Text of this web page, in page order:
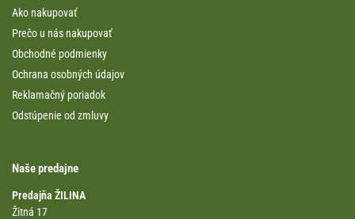
Ako nakupovať
Prečo u nás nakupovať
Obchodné podmienky
Ochrana osobných údajov
Reklamačný poriadok
Odstúpenie od zmluvy
Naše predajne
Predajňa ŽILINA
Žitná 17